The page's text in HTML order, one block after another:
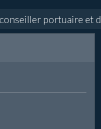
portuaire et